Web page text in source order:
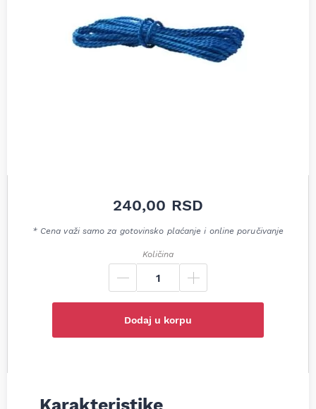
240,00 RSD
* Cena važi samo za gotovinsko plaćanje i online poručivanje
Količina
Dodaj u korpu